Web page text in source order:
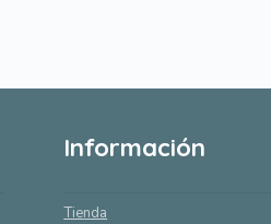
Información
Tienda